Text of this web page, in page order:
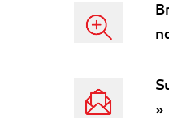
Przydatne materiały
Wyszukiwanie
Skanowanie
Skanowanie
»